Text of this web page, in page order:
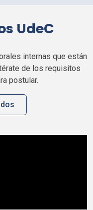
UdeC
internas que están
de los requisitos
postular.